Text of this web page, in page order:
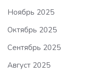
Ноябрь 2025
Октябрь 2025
Сентябрь 2025
Август 2025